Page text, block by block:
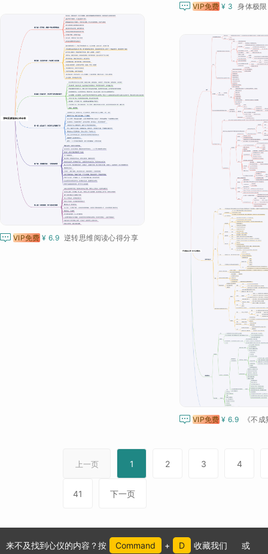
 VIP免费 ¥ 3 身体极限
 VIP免费 ¥ 6.9 逆转思维阅读心得分享
 VIP免费 ¥ 6.9
上一页 1 2 3 4
41 下一页
来不及找到心仪的内容？按 Command + D 收藏我们 或